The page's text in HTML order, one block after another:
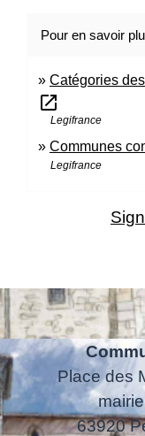
Pour en savoir
Catégories
open_in_new
Legifrance
Communes
Legifrance
Place des
63920